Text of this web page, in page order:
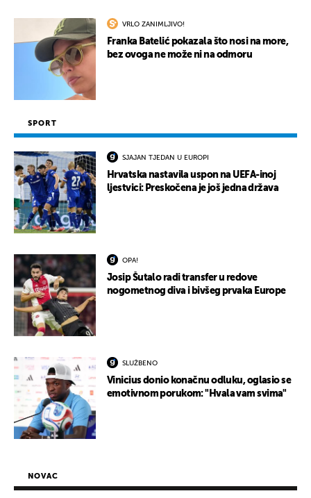
VRLO ZANIMLJIVO!
Franka Batelić pokazala što nosi na more,
bez ovoga ne može ni na odmoru
SPORT
SJAJAN TJEDAN U EUROPI
Hrvatska nastavila uspon na UEFA-inoj
ljestvici: Preskočena je još jedna država
OPA!
Josip Šutalo radi transfer u redove
nogometnog diva i bivšeg prvaka Europe
SLUŽBENO
Vinicius donio konačnu odluku, oglasio se
emotivnom porukom: "Hvala vam svima"
NOVAC